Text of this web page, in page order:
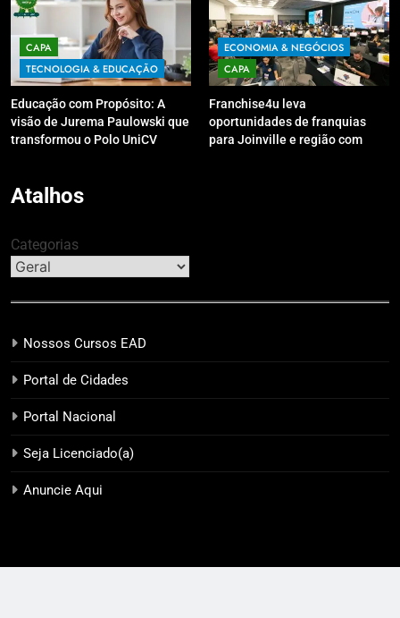
CAPA
TECNOLOGIA & EDUCAÇÃO
Educação com Propósito: A
visão de Jurema Paulowski que
transformou o Polo UniCV
ECONOMIA & NEGÓCIOS
CAPA
Franchise4u leva
oportunidades de franquias
para Joinville e região com
Atalhos
Categorias
Nossos Cursos EAD
Portal de Cidades
Portal Nacional
Seja Licenciado(a)
Anuncie Aqui